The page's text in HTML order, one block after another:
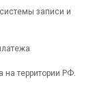
записи и
территории РФ.